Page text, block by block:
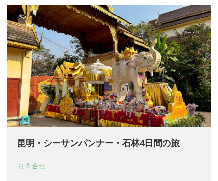
昆明・シーサンパンナー・石林4日間の旅
お問合せ